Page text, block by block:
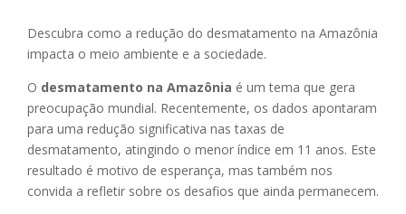
Descubra como a redução do desmatamento na Amazônia
impacta o meio ambiente e a sociedade.
O desmatamento na Amazônia é um tema que gera
preocupação mundial. Recentemente, os dados apontaram
para uma redução significativa nas taxas de
desmatamento, atingindo o menor índice em 11 anos. Este
resultado é motivo de esperança, mas também nos
convida a refletir sobre os desafios que ainda permanecem.